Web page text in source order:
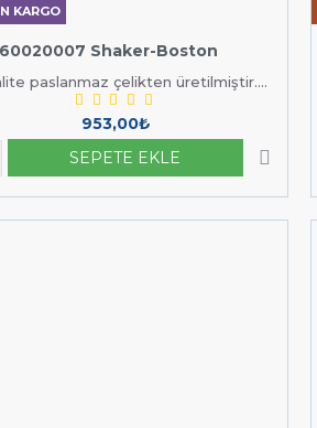
KARGO
Shaker-Boston
paslanmaz çelikten üretilmiştir....
953,00₺
SEPETE EKLE